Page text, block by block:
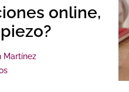
online,
Martínez